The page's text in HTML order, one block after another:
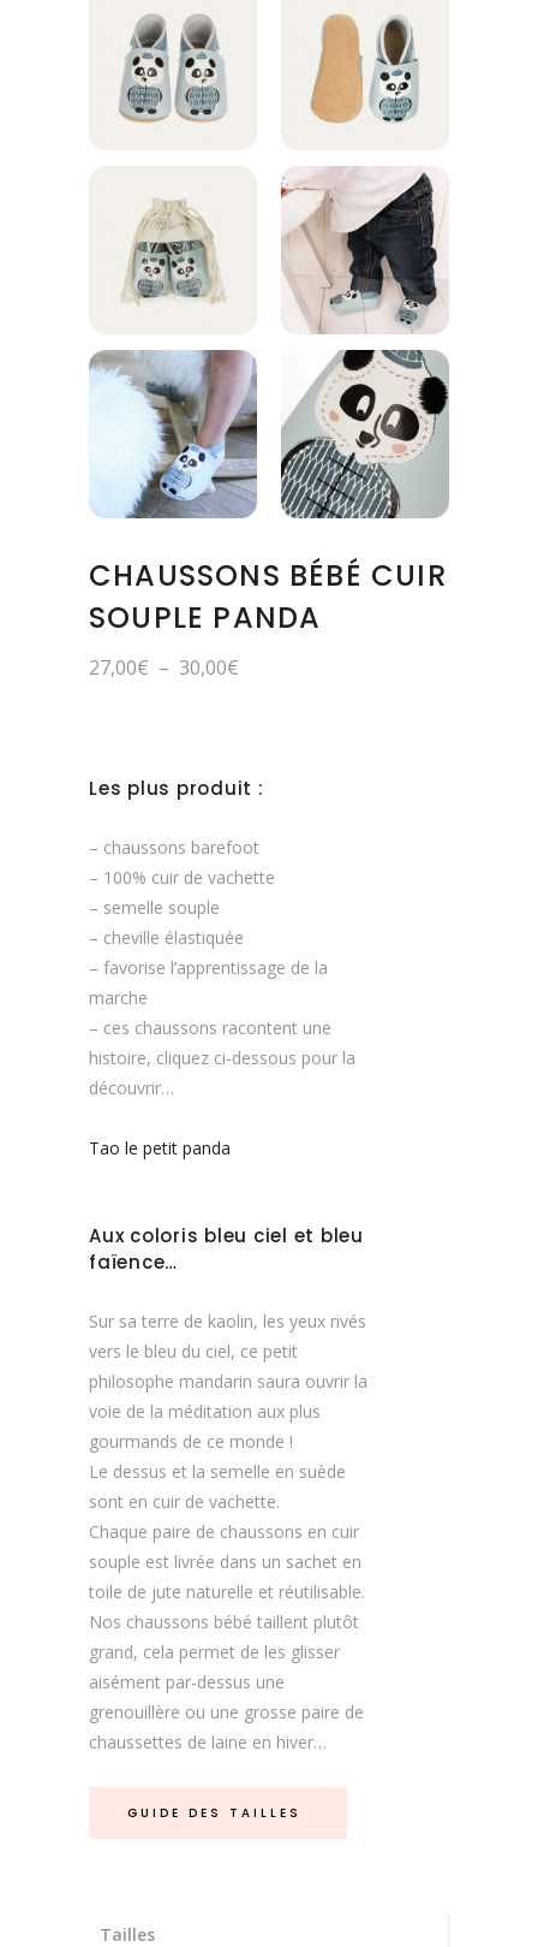
CHAUSSONS BÉBÉ CUIR
SOUPLE PANDA
27,00€ – 30,00€
Les plus produit :
– chaussons barefoot
– 100% cuir de vachette
– semelle souple
– cheville élastiquée
– favorise l’apprentissage de la
marche
– ces chaussons racontent une
histoire, cliquez ci-dessous pour la
découvrir…
Tao le petit panda
Aux coloris bleu ciel et bleu
faïence…
Sur sa terre de kaolin, les yeux rivés
vers le bleu du ciel, ce petit
philosophe mandarin saura ouvrir la
voie de la méditation aux plus
gourmands de ce monde !
Le dessus et la semelle en suède
sont en cuir de vachette.
Chaque paire de chaussons en cuir
souple est livrée dans un sachet en
toile de jute naturelle et réutilisable.
Nos chaussons bébé taillent plutôt
grand, cela permet de les glisser
aisément par-dessus une
grenouillère ou une grosse paire de
chaussettes de laine en hiver…
GUIDE DES TAILLES
Tailles